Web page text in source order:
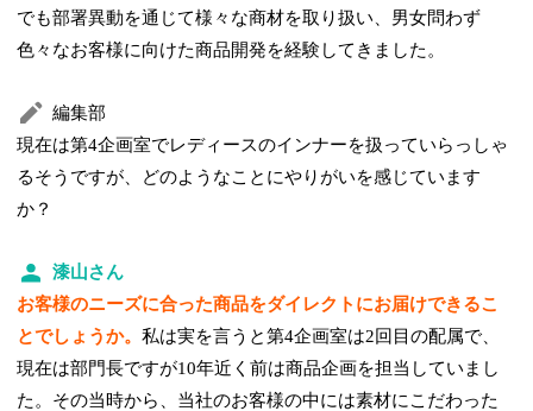
でも部署異動を通じて様々な商材を取り扱い、男女問わず
色々なお客様に向けた商品開発を経験してきました。
編集部
現在は第4企画室でレディースのインナーを扱っていらっしゃ
るそうですが、どのようなことにやりがいを感じています
か？
漆山さん
お客様のニーズに合った商品をダイレクトにお届けできるこ
とでしょうか。私は実を言うと第4企画室は2回目の配属で、
現在は部門長ですが10年近く前は商品企画を担当していまし
た。その当時から、当社のお客様の中には素材にこだわった